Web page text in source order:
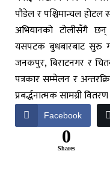
पौडेल र पश्चिमान्चल होटल
अभियानको टोलीसँगै छन्
यसपटक बुधबारबाट सुरु
जनकपुर, बिराटनगर र
पत्रकार सम्मेलन र
प्रबर्द्धनात्मक सामग्री
Facebook
0
Shares